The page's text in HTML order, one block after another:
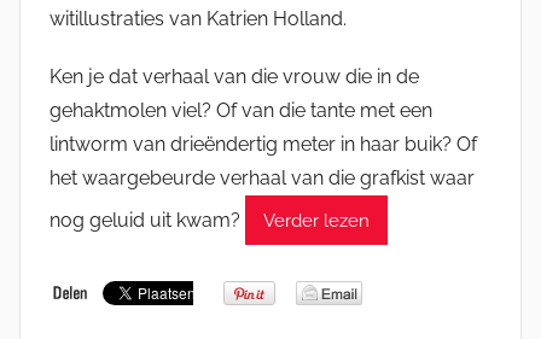
witillustraties van Katrien Holland.
Ken je dat verhaal van die vrouw die in de
gehaktmolen viel? Of van die tante met een
lintworm van drieëndertig meter in haar buik? Of
het waargebeurde verhaal van die grafkist waar
nog geluid uit kwam?
Verder lezen